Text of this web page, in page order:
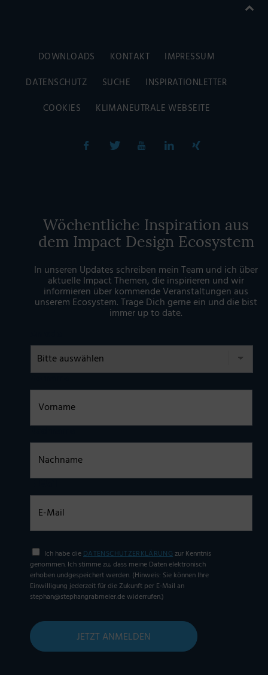
DOWNLOADS KONTAKT
IMPRESSUM
DATENSCHUTZ
SUCHE
INSPIRATIONLETTER
COOKIES
KLIMANEUTRALE WEBSEITE
Wöchentliche Inspiration aus
dem Impact Design Ecosystem
In unseren Updates schreiben mein Team und ich über
aktuelle Impact Themen, die inspirieren und wir
informieren über kommende Veranstaltungen aus
unserem Ecosystem. Trage Dich gerne ein und die bist
immer up to date.
Ich habe dieDATENSCHUTZERKLÄRUNGzur Kenntnis
genommen. Ich stimme zu, dass meine Daten elektronisch
erhoben undgespeichert werden. (Hinweis: Sie können Ihre
Einwilligung jederzeit für die Zukunft per E-Mail an
stephan@stephangrabmeier.de widerrufen.)